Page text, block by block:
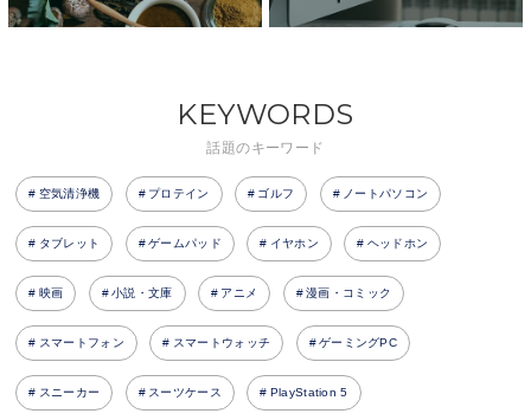
KEYWORDS
話題のキーワード
空気清浄機 プロテイン ゴルフ ノートパソコン
タブレット ゲームパッド イヤホン ヘッドホン
映画 小説・文庫 アニメ 漫画・コミック
スマートフォン スマートウォッチ ゲーミングPC
スニーカー スーツケース PlayStation 5